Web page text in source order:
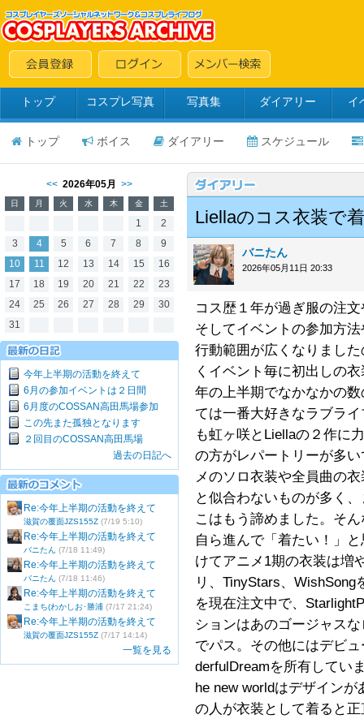
トップ コスプレ写真 写真集 ダイアリー イ
トップ ボイス ダイアリー スケジュール
<< 2026年05月 >>
日 月 火 水 木 金 土
1
2
3
4 5 6 7 8
9
10
11 12 13 14 15
16
17
18 19 20 21 22
23
24
25 26 27 28 29
30
31
今年上半期の活動を終えて
6月の参加イベントは２日間
6月度のCOSSAN高田馬場参加
この先また孤独となります
２回目のCOSSAN高田馬場
過去の日記へ
Re:今年上半期の活動を終えて
滋賀の覆面JZS155Z (7/19 5:10)
Re:今年上半期の活動を終えて
バニたん (7/18 11:49)
Re:今年上半期の活動を終えて
バニたん (7/18 11:46)
Re:今年上半期の活動を終えて
こまち(わかしお･勝浦 (7/17 21:24)
Re:今年上半期の活動を終えて
滋賀の覆面JZS155Z (7/17 14:14)
一覧を見る
Liellaのコス衣装で
バニたん
2026年05月11日 20:33
コス歴１年が過ぎ服の注
そしてイベントの参加方
行動範囲が広くなりまし
くイベント毎に初出しの
年の上半期でなかなかの
ては一番大好きなラブラ
も虹ヶ咲とLiellaの２作に
の方がレパートリーが多
メのソロ衣装や全員曲の
と似合わないものが多く
こはもう諦めました。そ
自ら進んで「着たい！」
けてアニメ1期の衣装は増
リ、TinyStars、
を現在注文中で、
ションはあのゴージャス
でパス。その他にはデビ
derfulDreamを所有してい
he new worldはデザイン
の人が衣装として着ると